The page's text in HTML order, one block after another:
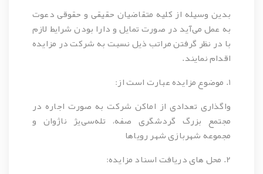
بدین وسیله از کلیه متقاضیان حقیقی و حقوقی دعوت
به عمل می‌آید در صورت تمایل و دارا بودن شرایط لازم
با در نظر گرفتن مراتب ذیل نسبت به شرکت در مزایده
اقدام نمایند.
واگذاری تعدادی از اماکن شرکت به صورت اجاره در
مجتمع بزرگ گردشگری صفه، تله‌سی‌یژ ناژوان و
مجموعه شهربازی شهر رویاها